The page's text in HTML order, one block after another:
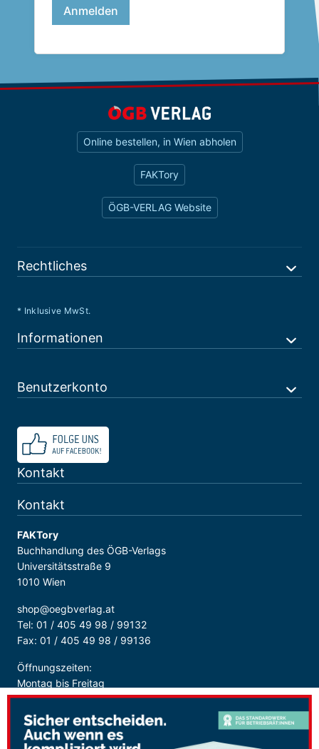
Online bestellen, in Wien abholen
FAKTory
ÖGB-VERLAG Website
Rechtliches
* Inklusive MwSt.
Informationen
Benutzerkonto
Kontakt
Kontakt
FAKTory
Buchhandlung des ÖGB-Verlags
Universitätsstraße 9
1010 Wien
shop@oegbverlag.at
Tel: 01 / 405 49 98 / 99132
Fax: 01 / 405 49 98 / 99136
Öffnungszeiten:
Montag bis Freitag
9:00 - 18:00 Uhr
durchgehend